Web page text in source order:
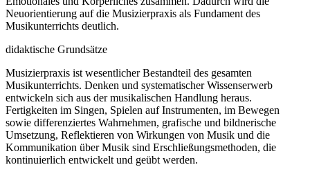
Neuorientierung auf die Musizierpraxis als Fundament des
Musikunterrichts deutlich.
didaktische Grundsätze
Musizierpraxis ist wesentlicher Bestandteil des gesamten
Musikunterrichts. Denken und systematischer Wissenserwerb
entwickeln sich aus der musikalischen Handlung heraus.
Fertigkeiten im Singen, Spielen auf Instrumenten, im Bewegen
sowie differenziertes Wahrnehmen, grafische und bildnerische
Umsetzung, Reflektieren von Wirkungen von Musik und die
Kommunikation über Musik sind Erschließungsmethoden, die
kontinuierlich entwickelt und geübt werden.